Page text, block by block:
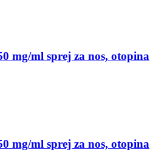
mg/ml sprej za nos, otopina
mg/ml sprej za nos, otopina